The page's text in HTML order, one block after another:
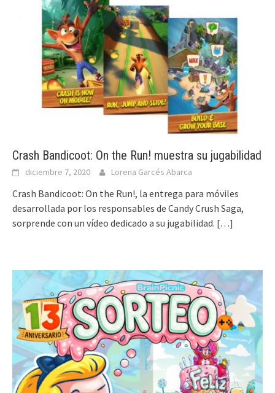
Crash Bandicoot: On the Run! muestra su jugabilidad
diciembre 7, 2020 Lorena Garcés Abarca
Crash Bandicoot: On the Run!, la entrega para móviles
desarrollada por los responsables de Candy Crush Saga,
sorprende con un vídeo dedicado a su jugabilidad. […]